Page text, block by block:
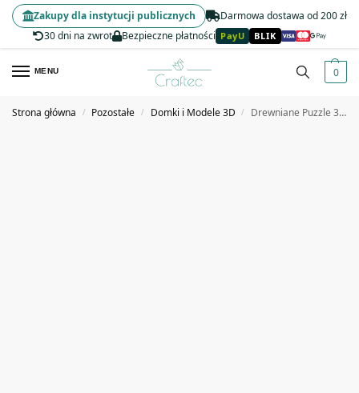
Darmowa dostawa od 200 zł
30 dni na zwrot
Bezpieczne płatności PayU BLIK
Zakupy dla instytucji publicznych
MENU 0
Strona główna / Pozostałe / Domki i Modele 3D / Drewniane Puzzle 3D Miniaturowa Japońska Herbaciarnia Kreatywny Model do Składania